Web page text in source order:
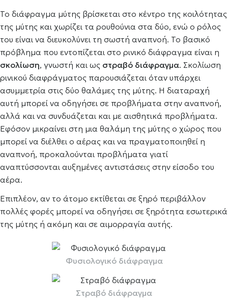
Το διάφραγμα μύτης βρίσκεται στο κέντρο της κοιλότητας
της μύτης και χωρίζει τα ρουθούνια στα δύο, ενώ ο ρόλος
του είναι να διευκολύνει τη σωστή αναπνοή. Το βασικό
πρόβλημα που εντοπίζεται στο ρινικό διάφραγμα είναι η
σκολίωση, γνωστή και ως στραβό διάφραγμα. Σκολίωση
ρινικού διαφράγματος παρουσιάζεται όταν υπάρχει
ασυμμετρία στις δύο θαλάμες της μύτης. Η διαταραχή
αυτή μπορεί να οδηγήσει σε προβλήματα στην αναπνοή,
αλλά και να συνδυάζεται και με αισθητικά προβλήματα.
Εφόσον μικραίνει στη μια θαλάμη της μύτης ο χώρος που
μπορεί να διέλθει ο αέρας και να πραγματοποιηθεί η
αναπνοή, προκαλούνται προβλήματα γιατί
αναπτύσσονται αυξημένες αντιστάσεις στην είσοδο του
αέρα.
Επιπλέον, αν το άτομο εκτίθεται σε ξηρό περιβάλλον
πολλές φορές μπορεί να οδηγήσει σε ξηρότητα εσωτερικά
της μύτης ή ακόμη και σε αιμορραγία αυτής.
Φυσιολογικό διάφραγμα
Στραβό διάφραγμα